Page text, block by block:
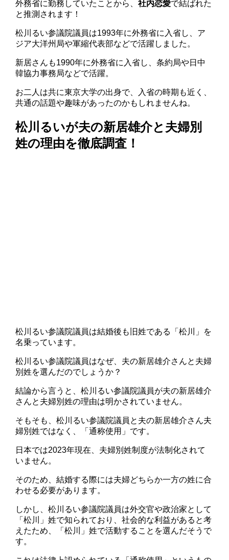
外務省に勤務していたことから、社内恋愛で結ばれた
と推測されます！
松川るい参議院議員は1993年に外務省に入省し、ア
ジア大洋州局や軍縮代表部などで活躍しました。
新居さんも1990年に外務省に入省し、条約局や日中
韓協力事務局などで活躍。
お二人は共に東京大学の出身で、入省の時期も近く、
共通の話題や趣味があったのかもしれませんね。
松川るいが夫の新居雄介と夫婦別
姓の理由を徹底調査！
松川るい参議院議員は結婚後も旧姓である「松川」を
名乗っています。
松川るい参議院議員はなぜ、夫の新居雄介さんと夫婦
別姓を選んだのでしょうか？
結論から言うと、松川るい参議院議員が夫の新居雄介
さんと夫婦別姓の理由は明かされていません。
そもそも、松川るい参議院議員と夫の新居雄介さん夫
婦別姓ではなく、「通称使用」です。
日本では2023年現在、夫婦別姓制度が法制化されて
いません。
そのため、結婚する際には夫婦どちらか一方の姓に合
わせる必要があります。
しかし、松川るい参議院議員は外交官や政治家として
「松川」姓で知られており、社会的な利益があると考
えたため、「松川」姓で活動することを選んだそうで
す。